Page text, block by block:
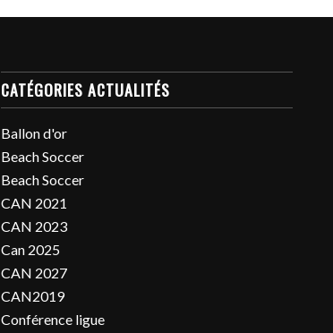
CATÉGORIES ACTUALITÉS
Ballon d'or
Beach Soccer
Beach Soccer
CAN 2021
CAN 2023
Can 2025
CAN 2027
CAN2019
Conférence ligue